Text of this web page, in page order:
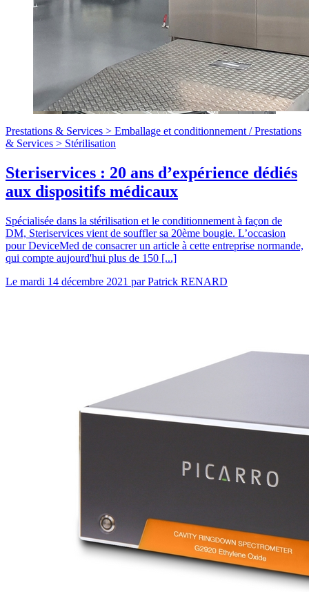
Prestations & Services > Emballage et conditionnement /Prestations
& Services > Stérilisation
Steriservices : 20 ans d’expérience dédiés
aux dispositifs médicaux
Spécialisée dans la stérilisation et le conditionnement à façon de
DM, Steriservices vient de souffler sa 20ème bougie. L’occasion
pour DeviceMed de consacrer un article à cette entreprise normande,
qui compte aujourd'hui plus de 150 [...]
Le mardi 14 décembre 2021 parPatrick RENARD